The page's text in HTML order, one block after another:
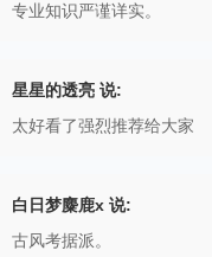
专业知识严谨详实。
星星的透亮 说:
太好看了强烈推荐给大家
白日梦麋鹿x 说:
古风考据派。